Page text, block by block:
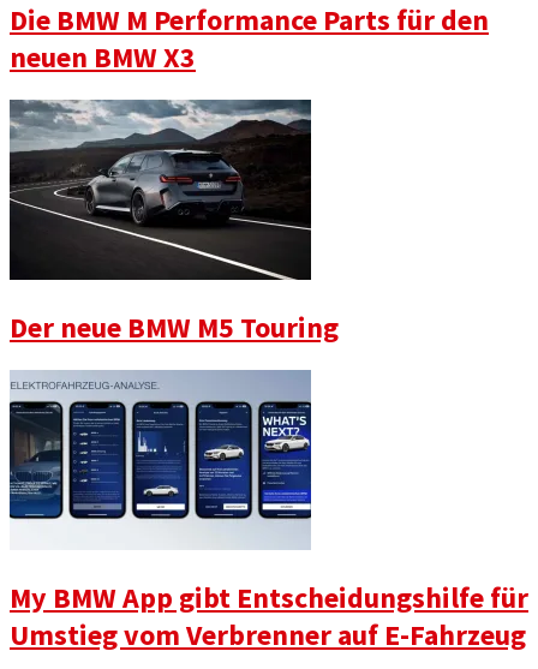
Die BMW M Performance Parts für den
neuen BMW X3
Der neue BMW M5 Touring
My BMW App gibt Entscheidungshilfe für
Umstieg vom Verbrenner auf E-Fahrzeug